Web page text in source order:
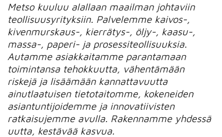
Metso kuuluu alallaan maailman johtaviin
teollisuusyrityksiin. Palvelemme kaivos-,
kivenmurskaus-, kierrätys-, öljy-, kaasu-,
massa-, paperi- ja prosessiteollisuuksia.
Autamme asiakkaitamme parantamaan
toimintansa tehokkuutta, vähentämään
riskejä ja lisäämään kannattavuutta
ainutlaatuisen tietotaitomme, kokeneiden
asiantuntijoidemme ja innovatiivisten
ratkaisujemme avulla. Rakennamme yhdessä
uutta, kestävää kasvua.